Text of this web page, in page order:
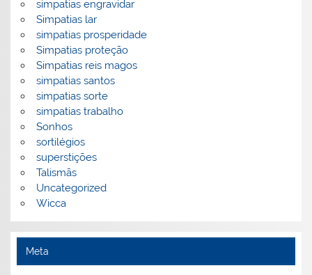
simpatias engravidar
Simpatias lar
simpatias prosperidade
Simpatias proteção
Simpatias reis magos
simpatias santos
simpatias sorte
simpatias trabalho
Sonhos
sortilégios
superstições
Talismãs
Uncategorized
Wicca
Meta